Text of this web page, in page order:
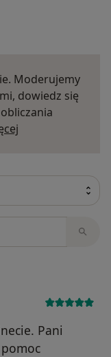
Moderujemy
dowiedz się
Pani